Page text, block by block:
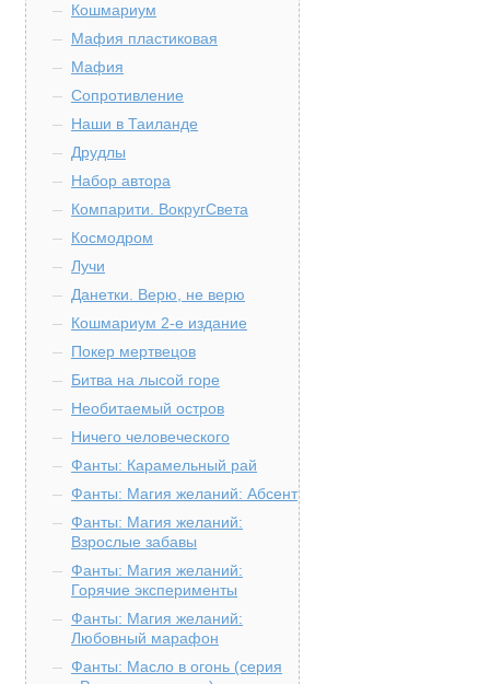
Кошмариум
Мафия пластиковая
Мафия
Сопротивление
Наши в Таиланде
Друдлы
Набор автора
Компарити. ВокругСвета
Космодром
Лучи
Данетки. Верю, не верю
Кошмариум 2-е издание
Покер мертвецов
Битва на лысой горе
Необитаемый остров
Ничего человеческого
Фанты: Карамельный рай
Фанты: Магия желаний: Абсент
Фанты: Магия желаний:
Взрослые забавы
Фанты: Магия желаний:
Горячие эксперименты
Фанты: Магия желаний:
Любовный марафон
Фанты: Масло в огонь (серия